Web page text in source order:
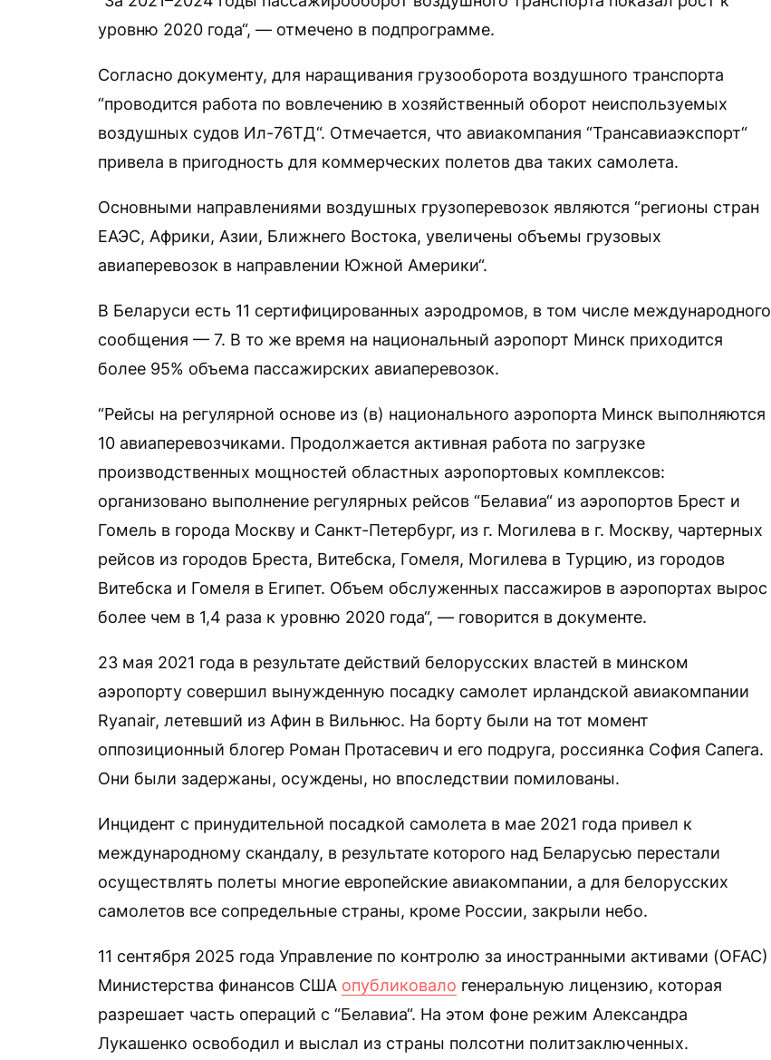
уровню 2020 года“, — отмечено в подпрограмме.
Согласно документу, для наращивания грузооборота воздушного транспорта
“проводится работа по вовлечению в хозяйственный оборот неиспользуемых
воздушных судов Ил-76ТД“. Отмечается, что авиакомпания “Трансавиаэкспорт“
привела в пригодность для коммерческих полетов два таких самолета.
Основными направлениями воздушных грузоперевозок являются “регионы стран
ЕАЭС, Африки, Азии, Ближнего Востока, увеличены объемы грузовых
авиаперевозок в направлении Южной Америки“.
В Беларуси есть 11 сертифицированных аэродромов, в том числе международного
сообщения — 7. В то же время на национальный аэропорт Минск приходится
более 95% объема пассажирских авиаперевозок.
“Рейсы на регулярной основе из (в) национального аэропорта Минск выполняются
10 авиаперевозчиками. Продолжается активная работа по загрузке
производственных мощностей областных аэропортовых комплексов:
организовано выполнение регулярных рейсов “Белавиа“ из аэропортов Брест и
Гомель в города Москву и Санкт-Петербург, из г. Могилева в г. Москву, чартерных
рейсов из городов Бреста, Витебска, Гомеля, Могилева в Турцию, из городов
Витебска и Гомеля в Египет. Объем обслуженных пассажиров в аэропортах вырос
более чем в 1,4 раза к уровню 2020 года“, — говорится в документе.
23 мая 2021 года в результате действий белорусских властей в минском
аэропорту совершил вынужденную посадку самолет ирландской авиакомпании
Ryanair, летевший из Афин в Вильнюс. На борту были на тот момент
оппозиционный блогер Роман Протасевич и его подруга, россиянка София Сапега.
Они были задержаны, осуждены, но впоследствии помилованы.
Инцидент с принудительной посадкой самолета в мае 2021 года привел к
международному скандалу, в результате которого над Беларусью перестали
осуществлять полеты многие европейские авиакомпании, а для белорусских
самолетов все сопредельные страны, кроме России, закрыли небо.
11 сентября 2025 года Управление по контролю за иностранными активами (OFAC)
Министерства финансов США опубликовало генеральную лицензию, которая
разрешает часть операций с “Белавиа“. На этом фоне режим Александра
Лукашенко освободил и выслал из страны полсотни политзаключенных.